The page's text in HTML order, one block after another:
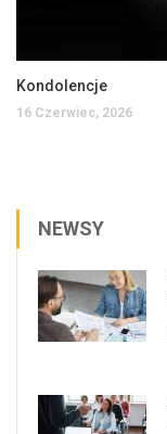
Kondolencje
16 Czerwiec, 2026
NEWSY